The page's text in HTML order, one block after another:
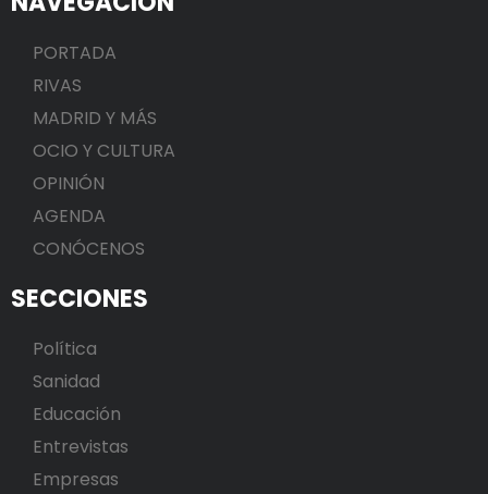
PORTADA
RIVAS
MADRID Y MÁS
OCIO Y CULTURA
OPINIÓN
AGENDA
CONÓCENOS
SECCIONES
Política
Sanidad
Educación
Entrevistas
Empresas